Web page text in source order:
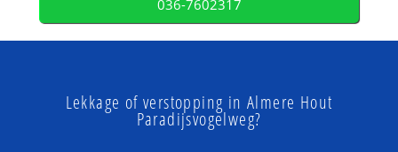
036-7602317
Lekkage of verstopping in Almere Hout
Paradijsvogelweg?